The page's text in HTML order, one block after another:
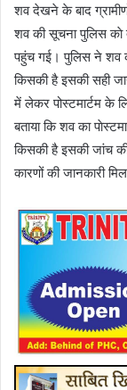
शव देखने के बाद
शव की सूचना पुलिस काे
पहुंच गई। पुलिस ने शव
किसकी है इसकी सही
में लेकर पोस्टमार्टम के
बताया कि शव का
किसकी है इसकी जांच की
कारणों की जानकारी